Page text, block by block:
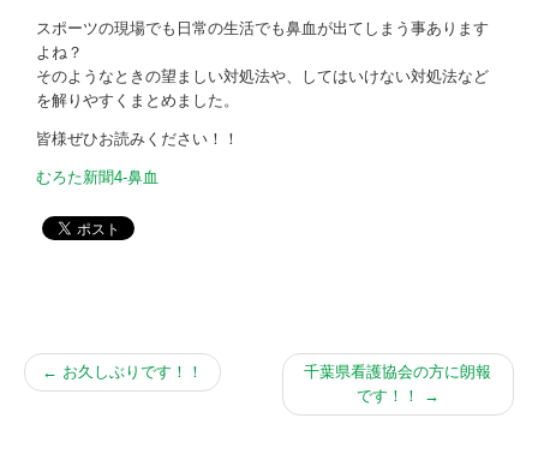
スポーツの現場でも日常の生活でも鼻血が出てしまう事あります
よね？
そのようなときの望ましい対処法や、してはいけない対処法など
を解りやすくまとめました。
皆様ぜひお読みください！！
むろた新聞4-鼻血
← お久しぶりです！！
千葉県看護協会の方に朗報
です！！
→